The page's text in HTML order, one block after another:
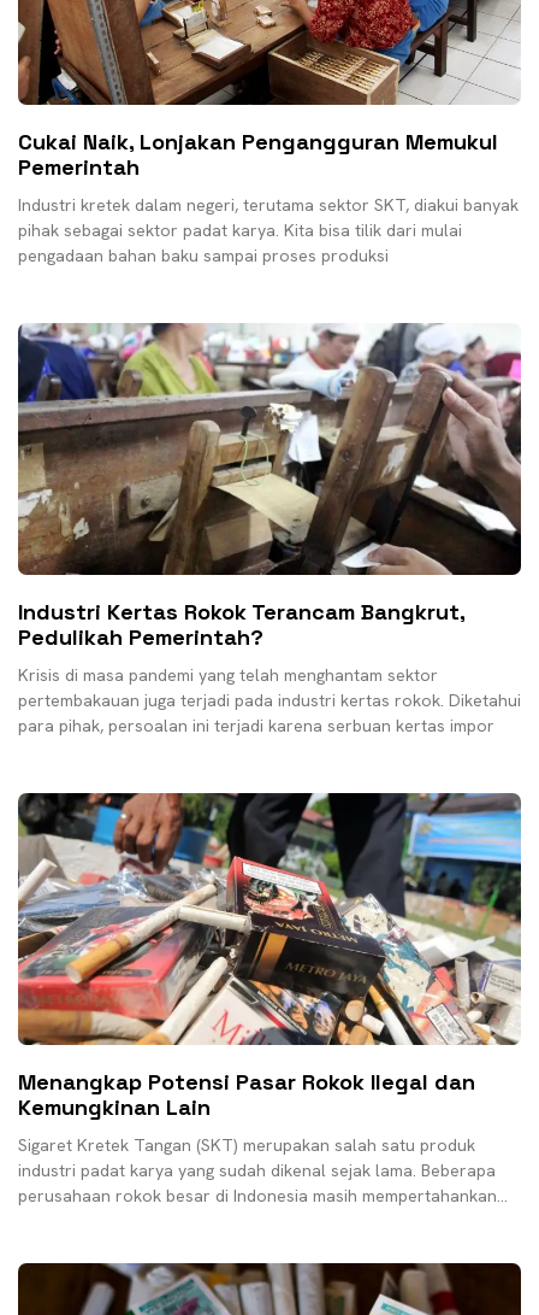
Cukai Naik, Lonjakan Pengangguran Memukul
Pemerintah
Industri kretek dalam negeri, terutama sektor SKT, diakui banyak
pihak sebagai sektor padat karya. Kita bisa tilik dari mulai
pengadaan bahan baku sampai proses produksi
Industri Kertas Rokok Terancam Bangkrut,
Pedulikah Pemerintah?
Krisis di masa pandemi yang telah menghantam sektor
pertembakauan juga terjadi pada industri kertas rokok. Diketahui
para pihak, persoalan ini terjadi karena serbuan kertas impor
Menangkap Potensi Pasar Rokok Ilegal dan
Kemungkinan Lain
Sigaret Kretek Tangan (SKT) merupakan salah satu produk
industri padat karya yang sudah dikenal sejak lama. Beberapa
perusahaan rokok besar di Indonesia masih mempertahankan